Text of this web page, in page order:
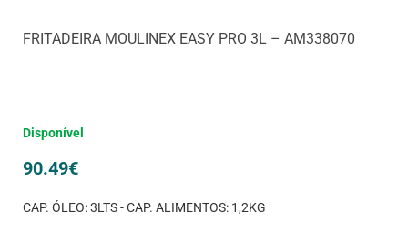
FRITADEIRA MOULINEX EASY PRO 3L – AM338070
Disponível
90.49€
CAP. ÓLEO: 3LTS - CAP. ALIMENTOS: 1,2KG